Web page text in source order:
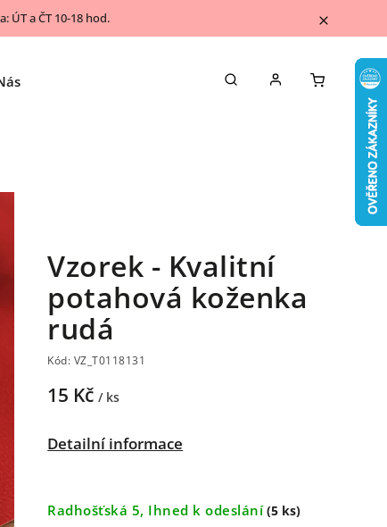
ÚT a ČT 10-18 hod.
Kontakty Blog
Vzorek - Kvalitní
potahová koženka
rudá
Kód: VZ_T0118131
15 Kč/ ks
Detailní informace
Radhošťská 5, Ihned k odeslání (5 ks)